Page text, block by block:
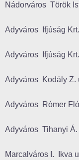
Nádorváros Török
Adyváros Ifjúság
Adyváros Ifjúság
Adyváros Kodály Z.
Adyváros Rómer
Adyváros Tihanyi
Marcalváros I. Ikva